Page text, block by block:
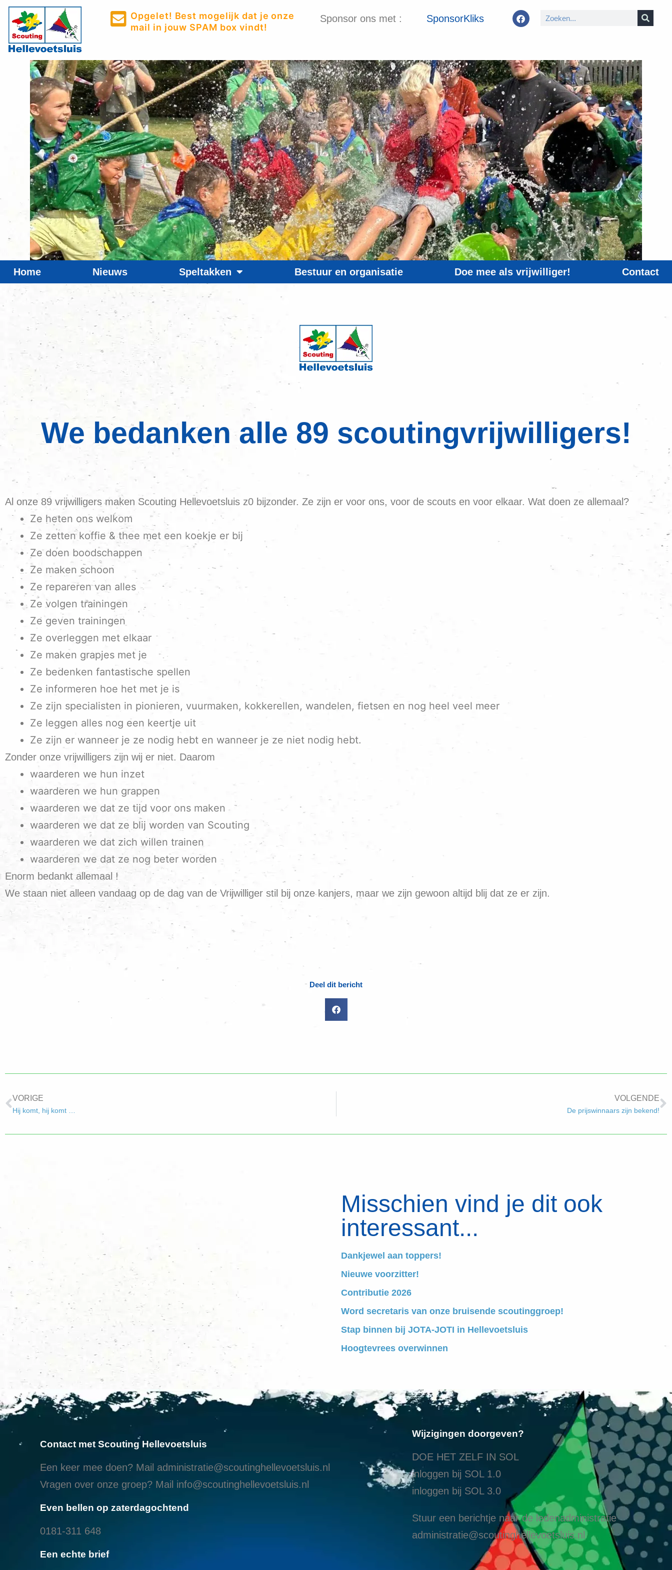
Opgelet! Best mogelijk dat je onze
mail in jouw SPAM box vindt!
Sponsor ons met : SponsorKliks
Home Nieuws Speltakken Bestuur en organisatie Doe mee als vrijwilliger! Contact
We bedanken alle 89 scoutingvrijwilligers!
Al onze 89 vrijwilligers maken Scouting Hellevoetsluis z0 bijzonder. Ze zijn er voor ons, voor de scouts en voor elkaar. Wat doen ze allemaal?
Ze heten ons welkom
Ze zetten koffie & thee met een koekje er bij
Ze doen boodschappen
Ze maken schoon
Ze repareren van alles
Ze volgen trainingen
Ze geven trainingen
Ze overleggen met elkaar
Ze maken grapjes met je
Ze bedenken fantastische spellen
Ze informeren hoe het met je is
Ze zijn specialisten in pionieren, vuurmaken, kokkerellen, wandelen, fietsen en nog heel veel meer
Ze leggen alles nog een keertje uit
Ze zijn er wanneer je ze nodig hebt en wanneer je ze niet nodig hebt.
Zonder onze vrijwilligers zijn wij er niet. Daarom
waarderen we hun inzet
waarderen we hun grappen
waarderen we dat ze tijd voor ons maken
waarderen we dat ze blij worden van Scouting
waarderen we dat zich willen trainen
waarderen we dat ze nog beter worden
Enorm bedankt allemaal !
We staan niet alleen vandaag op de dag van de Vrijwilliger stil bij onze kanjers, maar we zijn gewoon altijd blij dat ze er zijn.
Deel dit bericht
VORIGE
Hij komt, hij komt …
VOLGENDE
De prijswinnaars zijn bekend!
Misschien vind je dit ook
interessant...
Dankjewel aan toppers!
Nieuwe voorzitter!
Contributie 2026
Word secretaris van onze bruisende scoutinggroep!
Stap binnen bij JOTA-JOTI in Hellevoetsluis
Hoogtevrees overwinnen
Contact met Scouting Hellevoetsluis
Een keer mee doen? Mail administratie@scoutinghellevoetsluis.nl
Vragen over onze groep? Mail info@scoutinghellevoetsluis.nl
Even bellen op zaterdagochtend
0181-311 648
Een echte brief
Wijzigingen doorgeven?
DOE HET ZELF IN SOL
inloggen bij SOL 1.0
inloggen bij SOL 3.0
Stuur een berichtje naar de ledenadministratie
administratie@scoutinghellevoetsluis.nl